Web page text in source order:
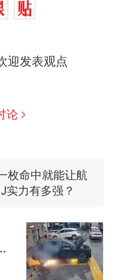
迎发表观点
论
有法定首都的国
枚命中就能让航
力有多强？
老小6分钟抢收完
报名的考试，成绩